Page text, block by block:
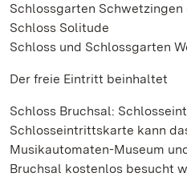
Schlossgarten Schwetzingen
Schloss Solitude
Schloss und Schlossgarten
Der freie Eintritt beinhaltet
Schloss Bruchsal:
Schlosseintrittskarte kann
Musikautomaten-Museum
Bruchsal kostenlos besucht